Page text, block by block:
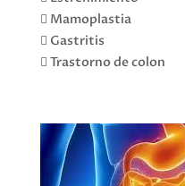
 Mamoplastia
 Gastritis
 Trastorno de colon